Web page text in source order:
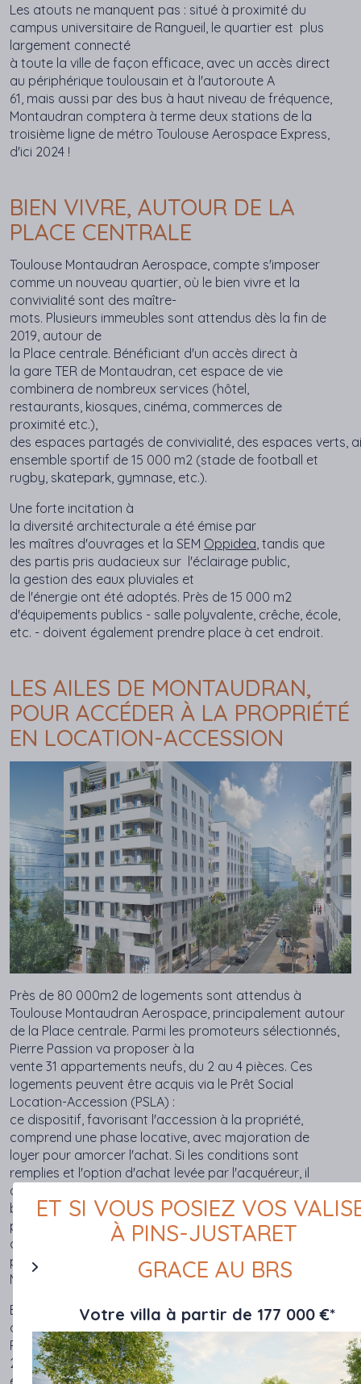
Les atouts ne manquent pas : situé à proximité du
campus universitaire de Rangueil, le quartier est plus
largement connecté
à toute la ville de façon efficace avec un accès direct
au périphérique toulousain et à l'autoroute A
61, mais aussi par des bus à haut niveau de fréquence,
Montaudran comptera à terme deux stations de la
troisième ligne de métro Toulouse Aerospace Express,
d'ici 2024 !
BIEN VIVRE, AUTOUR DE LA
PLACE CENTRALE
Toulouse Montaudran Aerospace, compte s'imposer
comme un nouveau quartier, où le bien vivre et la
convivialité sont des maître-
mots. Plusieurs immeubles sont attendus dès la fin de
2019, autour de
la Place centrale. Bénéficiant d'un accès direct à
la gare TER de Montaudran cet espace de vie
combinera de nombreux services (hôtel
restaurants, kiosques cinéma , commerces de
proximité etc.),
des espaces partagés de convivialité, des espaces verts
ensemble sportif de 15 000 m2 (stade de football et
rugby, skatepark gymnase , etc.).
Une forte incitation à
la diversité architecturale a été émise par
les maîtres d'ouvrages et la SEM Oppidea , tandis que
des partis pris audacieux sur l'éclairage public,
la gestion des eaux pluviales et
de l'énergie ont été adoptés. Près de 15 000 m2
d'équipements publics - salle polyvalente, crêche, école,
etc. - doivent également prendre place à cet endroit.
LES AILES DE MONTAUDRAN,
POUR ACCÉDER À LA PROPRIÉTÉ
EN LOCATION-ACCESSION
​Près de 80 000m2 de logements sont attendus à
Toulouse Montaudran Aerospace, principalement autour
de la Place centrale. Parmi les promoteurs sélectionnés,
Pierre Passion va proposer à la
vente 31 appartements neufs, du 2 au 4 pièces. Ces
logements peuvent être acquis via le Prêt Social
Location-Accession (PSLA) :
ce dispositif, favorisant l'accession à la propriété,
comprend une phase locative, avec majoration de
loyer pour amorcer l'achat. Si les conditions sont
remplies et l'option d'achat levée par l'acquéreur, il
devient propriétaire. L'acquéreur bénéficie par ce
biais d'un financement facilité, d'une TVA réduite et de
plusieurs garanties (relogement, rachat, etc.).Les primo-
accédants vont
ainsi pouvoir
devenir
propriétaires
logement neufà Toulouse
Montaudran Aerospace, de manière sécurisée.
Baptisé les Ailes de Montaudran, en référence à l'histoire
du lieu (Aéropostale), ce programme immobilier neuf de
Pierre Passion, spécialiste local du PLSA, est composé de
2 bâtiments à l'architecture soignée, aux
équipements pensés pour le bien-être des
ET SI VOUS POSIEZ VOS
À PINS-JUSTARET
GRACE AU BRS
Votre villa à partir de 177 000 €*